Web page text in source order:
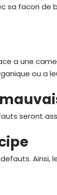
sa facon de
a une
ou a
seront
Ainsi,